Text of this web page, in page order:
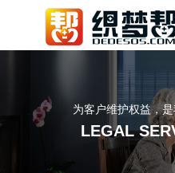
为客户维护权益，
LEGAL